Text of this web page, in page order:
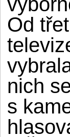
Od
nich
s